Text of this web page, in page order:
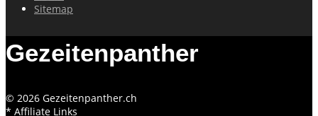
Sitemap
Gezeitenpanther
© 2026 Gezeitenpanther.ch
* Affiliate Links